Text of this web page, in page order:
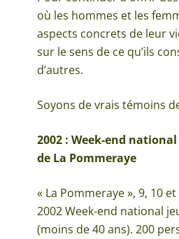
où les hommes et les
aspects concrets de leur
sur le sens de ce qu’ils
d’autres.
Soyons de vrais témoins
2002 : Week-end
de La Pommeraye
« La Pommeraye », 9, 10
2002 Week-end national
(moins de 40 ans). 200